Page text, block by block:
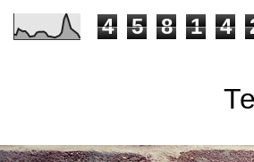
4 5 8 1 4